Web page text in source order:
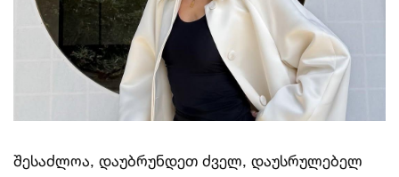
შესაძლოა, დაუბრუნდეთ ძველ, დაუსრულებელ